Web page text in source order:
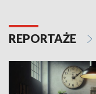
REPORTAŻE